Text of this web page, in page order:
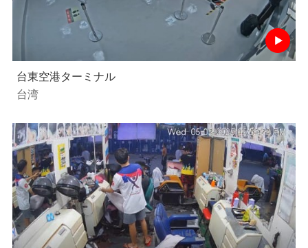
台東空港ターミナル
台湾